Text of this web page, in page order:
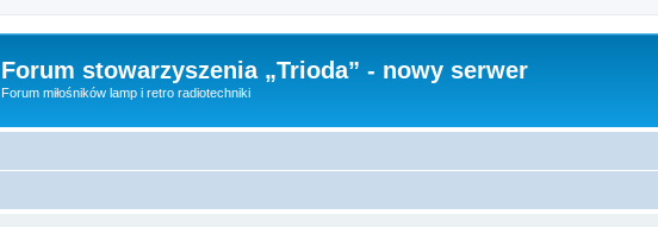
Forum stowarzyszenia „Trioda” - nowy serwer
Forum miłośników lamp i retro radiotechniki